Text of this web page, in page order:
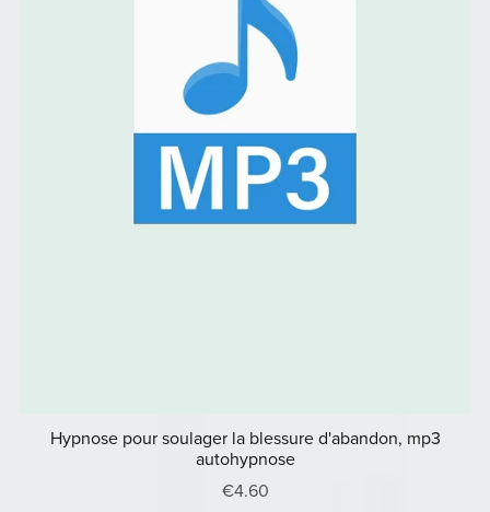
Hypnose pour soulager la blessure d'abandon, mp3
autohypnose
€4.60